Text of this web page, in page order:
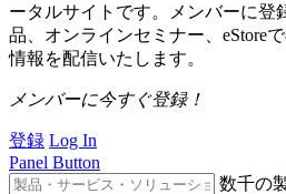
ータルサイトです。メンバーに登
品、オンラインセミナー、eStore
情報を配信いたします。
メンバーに今すぐ登録！
登録 Log In
Panel Button
数千の